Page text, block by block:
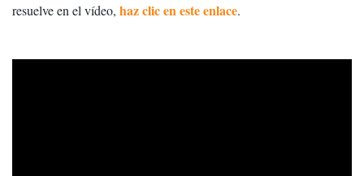
resuelve en el vídeo, haz clic en este enlace.